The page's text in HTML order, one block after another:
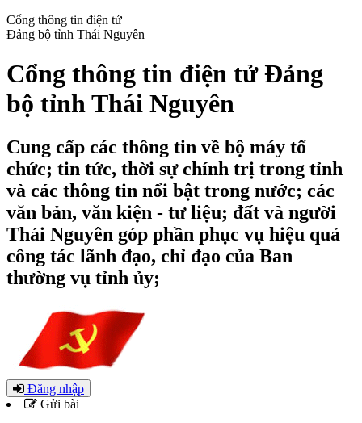
Cổng thông tin điện tử
Đảng bộ tỉnh Thái Nguyên
Cổng thông tin điện tử Đảng
bộ tỉnh Thái Nguyên
Cung cấp các thông tin về bộ máy tổ
chức; tin tức, thời sự chính trị trong tỉnh
và các thông tin nổi bật trong nước; các
văn bản, văn kiện - tư liệu; đất và người
Thái Nguyên góp phần phục vụ hiệu quả
công tác lãnh đạo, chỉ đạo của Ban
thường vụ tỉnh ủy;
Đăng nhập
Gửi bài